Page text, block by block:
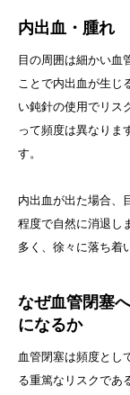
内出血・腫れ
目の周囲は細かい血
ことで内出血が生じ
い鈍針の使用でリス
って頻度は異なりま
す。
内出血が出た場合、
程度で自然に消退し
多く、徐々に落ち着
なぜ血管閉塞
になるか
血管閉塞は頻度とし
る重篤なリスクであ